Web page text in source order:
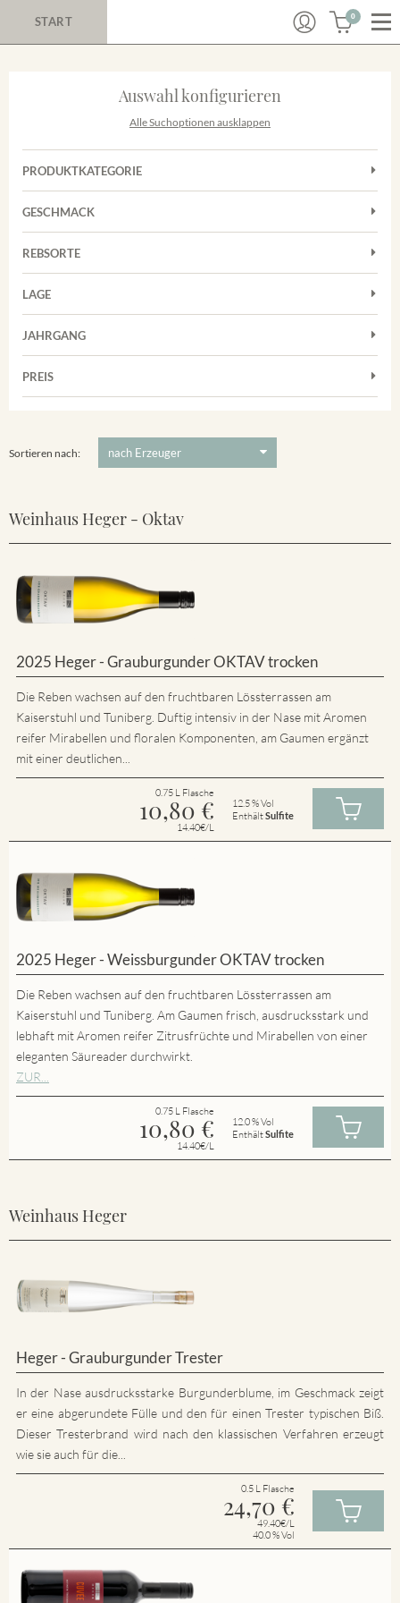
START 0
Auswahl konfigurieren
Alle Suchoptionen ausklappen
PRODUKTKATEGORIE
Cuvées
Sekt
Weißwein
GESCHMACK
Trocken
REBSORTE
Cuvée
Spätburgunder
LAGE
Merdinger Bühl
JAHRGANG
PREIS
Sortieren nach:
Weinhaus Heger - Oktav
2025 Heger - Grauburgunder OKTAV trocken
Die Reben wachsen auf den fruchtbaren Lössterrassen am
Kaiserstuhl und Tuniberg. Duftig intensiv in der Nase mit Aromen
reifer Mirabellen und floralen Komponenten, am Gaumen ergänzt
mit einer deutlichen...
0.75 L Flasche
10,80 €
14.40€/L
12.5 % Vol
EnthältSulfite
2025 Heger - Weissburgunder OKTAV trocken
Die Reben wachsen auf den fruchtbaren Lössterrassen am
Kaiserstuhl und Tuniberg. Am Gaumen frisch, ausdrucksstark und
lebhaft mit Aromen reifer Zitrusfrüchte und Mirabellen von einer
eleganten Säureader durchwirkt.
ZUR...
0.75 L Flasche
10,80 €
14.40€/L
12.0 % Vol
EnthältSulfite
Weinhaus Heger
Heger - Grauburgunder Trester
In der Nase ausdrucksstarke Burgunderblume, im Geschmack zeigt
er eine abgerundete Fülle und den für einen Trester typischen Biß.
Dieser Tresterbrand wird nach den klassischen Verfahren erzeugt
wie sie auch für die...
0.5 L Flasche
24,70 €
49.40€/L
40.0 % Vol